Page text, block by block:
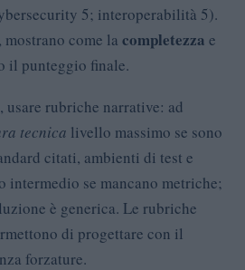
5; interoperabilità 5).
come la completezza e
il punteggio finale.
usare rubriche narrative: ad
tecnica livello massimo se sono
citati, ambienti di test e
se mancano metriche;
è generica. Le rubriche
di progettare con il
forzature.